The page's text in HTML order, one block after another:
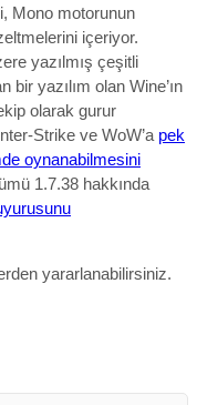
Mono motorunun
içeriyor.
yazılmış çeşitli
bir yazılım olan Wine’ın
olarak gurur
Strike ve WoW’a pek
oynanabilmesini
1.7.38 hakkında
yararlanabilirsiniz.